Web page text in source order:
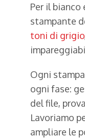
Per il bianco
stampante
toni di grigio
Ogni
ogni fase:
del file,
Lavoriamo
ampliare le